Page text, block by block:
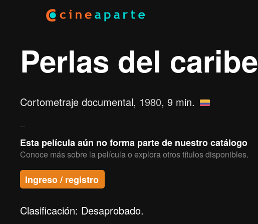
Perlas del caribe
Cortometraje documental, 1980, 9 min.
Esta película aún no forma parte de nuestro catálogo
Conoce más sobre la película o explora otros títulos disponibles.
Ingreso / registro
Clasificación: Desaprobado.